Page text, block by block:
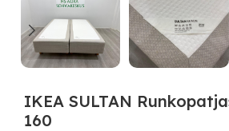
IKEA SULTAN
160